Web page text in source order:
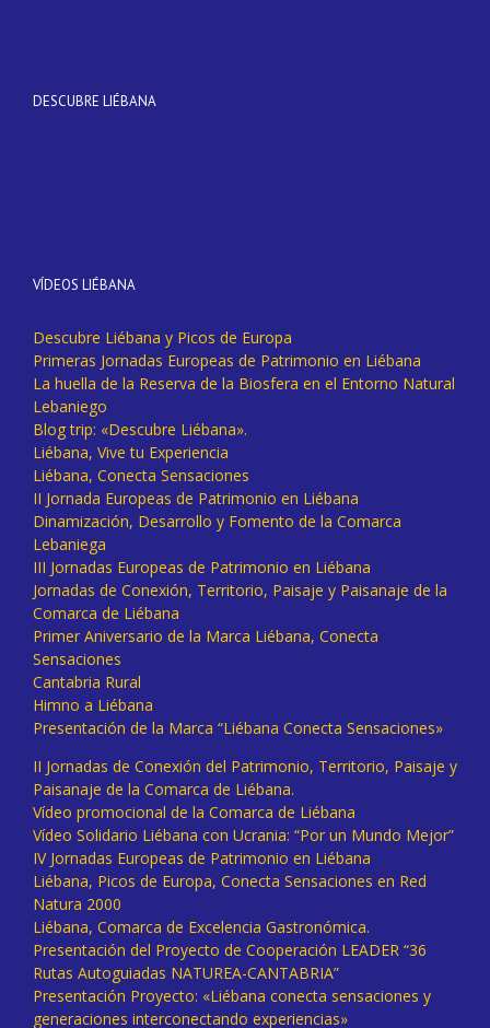
DESCUBRE LIÉBANA
VÍDEOS LIÉBANA
Descubre Liébana y Picos de Europa
Primeras Jornadas Europeas de Patrimonio en Liébana
La huella de la Reserva de la Biosfera en el Entorno Natural
Lebaniego
Blog trip: «Descubre Liébana».
Liébana, Vive tu Experiencia
Liébana, Conecta Sensaciones
II Jornada Europeas de Patrimonio en Liébana
Dinamización, Desarrollo y Fomento de la Comarca
Lebaniega
III Jornadas Europeas de Patrimonio en Liébana
Jornadas de Conexión, Territorio, Paisaje y Paisanaje de la
Comarca de Liébana
Primer Aniversario de la Marca Liébana, Conecta
Sensaciones
Cantabria Rural
Himno a Liébana
Presentación de la Marca “Liébana Conecta Sensaciones»
II Jornadas de Conexión del Patrimonio, Territorio, Paisaje y
Paisanaje de la Comarca de Liébana.
Vídeo promocional de la Comarca de Liébana
Vídeo Solidario Liébana con Ucrania: “Por un Mundo Mejor”
IV Jornadas Europeas de Patrimonio en Liébana
Liébana, Picos de Europa, Conecta Sensaciones en Red
Natura 2000
Liébana, Comarca de Excelencia Gastronómica.
Presentación del Proyecto de Cooperación LEADER “36
Rutas Autoguiadas NATUREA-CANTABRIA”
Presentación Proyecto: «Liébana conecta sensaciones y
generaciones interconectando experiencias»